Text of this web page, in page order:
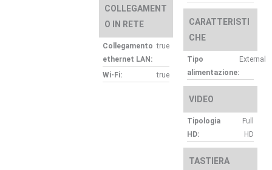
COLLEGAMENT
O IN RETE
Collegamento
ethernet LAN:
true
Wi-Fi: true
CARATTERISTI
CHE
Tipo
alimentazione:
External
VIDEO
Tipologia
HD:
Full
HD
TASTIERA